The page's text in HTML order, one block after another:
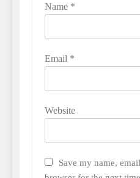
Name *
Email *
Website
Save my name,